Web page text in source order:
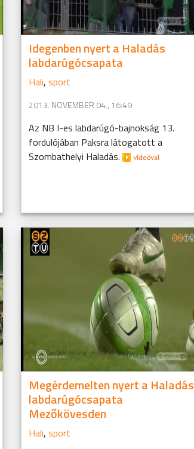
Idegenben nyert a Haladás
labdarúgócsapata
Hali, sport
2013. NOVEMBER 04., 16:49
Az NB I-es labdarúgó-bajnokság 13.
fordulójában Paksra látogatott a
Szombathelyi Haladás.
Megérdemelten nyert a Haladás
labdarúgócsapata
Mezőkövesden
Hali, sport